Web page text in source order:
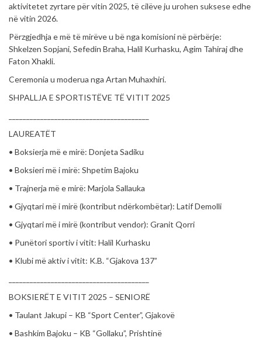
aktivitetet zyrtare për vitin 2025, të cilëve ju urohen suksese edhe
në vitin 2026.
Përzgjedhja e më të mirëve u bë nga komisioni në përbërje:
Shkelzen Sopjani, Sefedin Braha, Halil Kurhasku, Agim Tahiraj dhe
Faton Xhakli.
Ceremonia u moderua nga Artan Muhaxhiri.
SHPALLJA E SPORTISTËVE TË VITIT 2025
LAUREATËT
• Boksierja më e mirë: Donjeta Sadiku
• Boksieri më i mirë: Shpetim Bajoku
• Trajnerja më e mirë: Marjola Sallauka
• Gjyqtari më i mirë (kontribut ndërkombëtar): Latif Demolli
• Gjyqtari më i mirë (kontribut vendor): Granit Qorri
• Punëtori sportiv i vitit: Halil Kurhasku
• Klubi më aktiv i vitit: K.B. “Gjakova 137”
BOKSIERËT E VITIT 2025 – SENIORË
• Taulant Jakupi – KB “Sport Center”, Gjakovë
• Bashkim Bajoku – KB “Gollaku”, Prishtinë